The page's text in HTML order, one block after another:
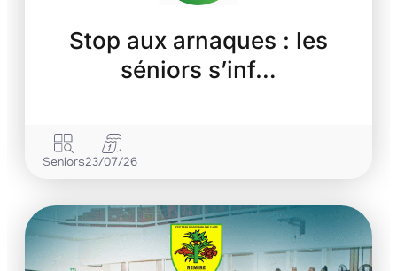
Stop aux arnaques : les
séniors s’inf…
Seniors23/07/26